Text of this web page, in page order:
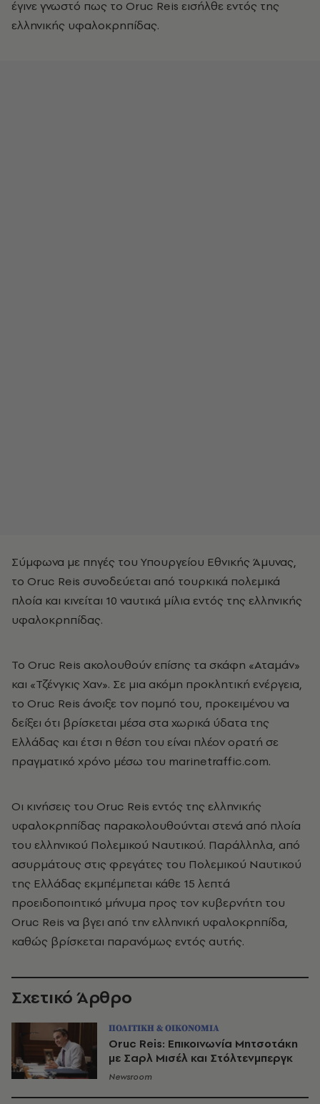
έγινε γνωστό πως το Oruc Reis εισήλθε εντός της
ελληνικής υφαλοκρηπίδας.
Σύμφωνα με πηγές του Υπουργείου Εθνικής Άμυνας,
το Oruc Reis συνοδεύεται από τουρκικά πολεμικά
πλοία και κινείται 10 ναυτικά μίλια εντός της ελληνικής
υφαλοκρηπίδας.
Το Oruc Reis ακολουθούν επίσης τα σκάφη «Αταμάν»
και «Τζένγκις Χαν». Σε μια ακόμη προκλητική ενέργεια,
το Oruc Reis άνοιξε τον πομπό του, προκειμένου να
δείξει ότι βρίσκεται μέσα στα χωρικά ύδατα της
Ελλάδας και έτσι η θέση του είναι πλέον ορατή σε
πραγματικό χρόνο μέσω του marinetraffic.com.
Οι κινήσεις του Oruc Reis εντός της ελληνικής
υφαλοκρηπίδας παρακολουθούνται στενά από πλοία
του ελληνικού Πολεμικού Ναυτικού. Παράλληλα, από
ασυρμάτους στις φρεγάτες του Πολεμικού Ναυτικού
της Ελλάδας εκμπέμπεται κάθε 15 λεπτά
προειδοποιητικό μήνυμα προς τον κυβερνήτη του
Oruc Reis να βγει από την ελληνική υφαλοκρηπίδα,
καθώς βρίσκεται παρανόμως εντός αυτής.
Σχετικό Άρθρο
ΠΟΛΙΤΙΚΗ & ΟΙΚΟΝΟΜΙΑ
Oruc Reis: Επικοινωνία Μητσοτάκη
με Σαρλ Μισέλ και Στόλτενμπεργκ
Newsroom